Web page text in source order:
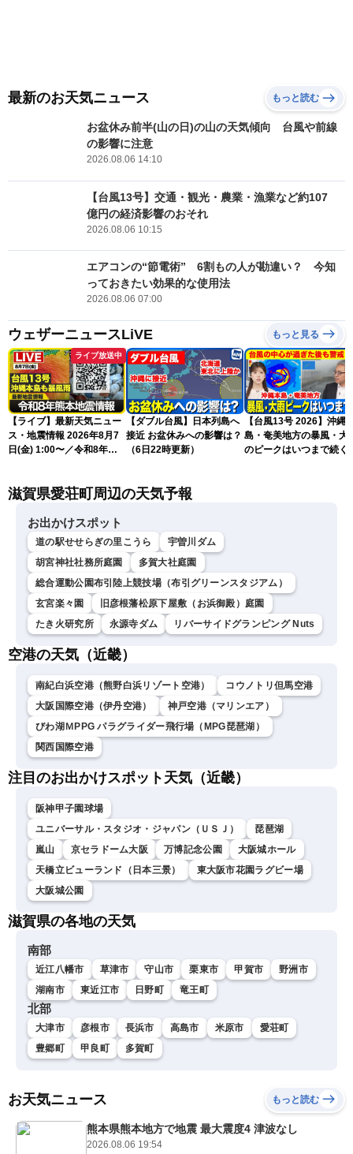
最新のお天気ニュース もっと読む
お盆休み前半(山の日)の山の天気傾向 台風や前線
の影響に注意
2026.08.06 14:10
【台風13号】交通・観光・農業・漁業など約107
億円の経済影響のおそれ
2026.08.06 10:15
エアコンの“節電術” 6割もの人が勘違い？ 今知
っておきたい効果的な使用法
2026.08.06 07:00
ウェザーニュースLiVE もっと見る
ライブ放送中
【ライブ】最新天気ニュー
ス・地震情報 2026年8月7
日(金) 1:00〜／令和8年熊
スLiVE〉
【ダブル台風】日本列島へ
接近 お盆休みへの影響は？
（6日22時更新）
【台風13号 2026】沖縄
島・奄美地方の暴風・大
のピークはいつまで続く
滋賀県愛荘町周辺の天気予報
お出かけスポット
道の駅せせらぎの里こうら
宇曽川ダム
胡宮神社社務所庭園
多賀大社庭園
総合運動公園布引陸上競技場（布引グリーンスタジアム）
玄宮楽々園
旧彦根藩松原下屋敷（お浜御殿）庭園
たき火研究所
永源寺ダム リバーサイドグランピング Nuts
空港の天気（近畿）
南紀白浜空港（熊野白浜リゾート空港）
コウノトリ但馬空港
大阪国際空港（伊丹空港）
神戸空港（マリンエア）
びわ湖ＭPPG パラグライダー飛行場（MPG琵琶湖）
関西国際空港
注目のお出かけスポット天気（近畿）
阪神甲子園球場
ユニバーサル・スタジオ・ジャパン（ＵＳＪ）
琵琶湖
嵐山
京セラドーム大阪 万博記念公園
大阪城ホール
天橋立ビューランド（日本三景）
東大阪市花園ラグビー場
大阪城公園
滋賀県の各地の天気
南部
近江八幡市 草津市 守山市 栗東市 甲賀市
野洲市
湖南市
東近江市 日野町 竜王町
北部
大津市 彦根市 長浜市 高島市 米原市
愛荘町
豊郷町
甲良町 多賀町
お天気ニュース もっと読む
熊本県熊本地方で地震 最大震度4 津波なし
2026.08.06 19:54